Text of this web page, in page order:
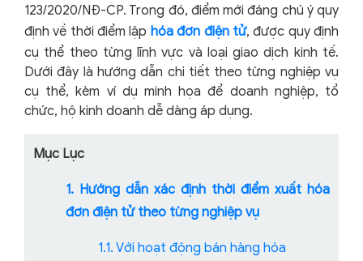
123/2020/NĐ-CP. Trong đó, điểm mới đáng chú ý quy
định về thời điểm lập hóa đơn điện tử, được quy định
cụ thể theo từng lĩnh vực và loại giao dịch kinh tế.
Dưới đây là hướng dẫn chi tiết theo từng nghiệp vụ
cụ thể, kèm ví dụ minh họa để doanh nghiệp, tổ
chức, hộ kinh doanh dễ dàng áp dụng.
Mục Lục
1. Hướng dẫn xác định thời điểm xuất hóa
đơn điện tử theo từng nghiệp vụ
1.1. Với hoạt động bán hàng hóa